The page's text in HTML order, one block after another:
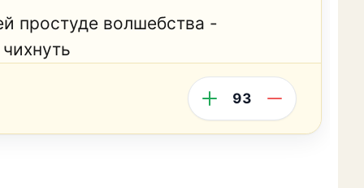
простуде волшебства -
93